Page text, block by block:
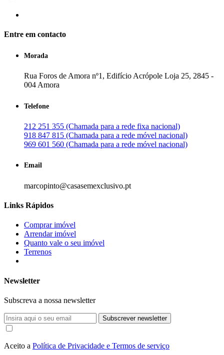
Entre em contacto
Morada
Rua Foros de Amora nº1, Edifício Acrópole Loja 25, 2845 -
004 Amora
Telefone
212 251 355 (Chamada para a rede fixa nacional)
918 847 815 (Chamada para a rede móvel nacional)
969 601 560 (Chamada para a rede móvel nacional)
Email
marcopinto@casasemexclusivo.pt
Links Rápidos
Comprar imóvel
Arrendar imóvel
Quanto vale o seu imóvel
Terrenos
Newsletter
Subscreva a nossa newsletter
Subscrever newsletter
Aceito a Política de Privacidade e Termos de serviço